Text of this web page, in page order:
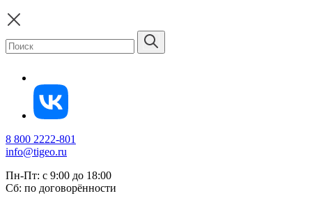
8 800 2222-801
info@tigeo.ru
Пн-Пт: с 9:00 до 18:00
Сб: по договорённости